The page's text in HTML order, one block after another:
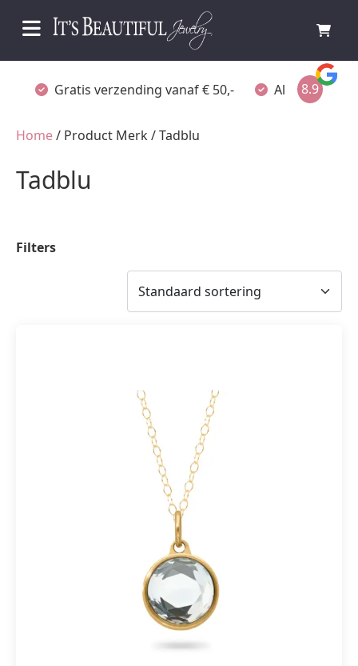
Gratis verzending vanaf € 50,- Altijd verpakt
8.9
Home/ Product Merk / Tadblu
Tadblu
Filters